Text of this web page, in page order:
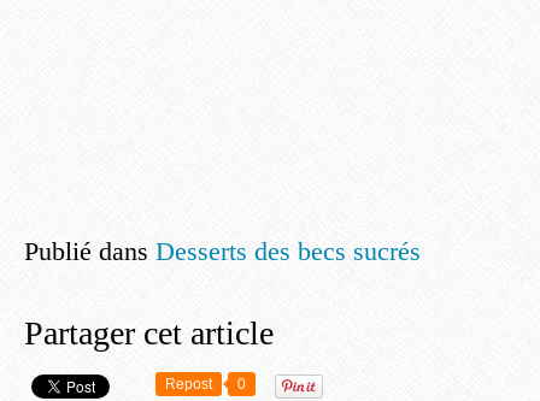
Publié dans Desserts des becs sucrés
Partager cet article
Repost 0